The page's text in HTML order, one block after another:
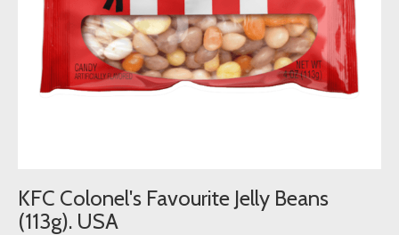
KFC Colonel's Favourite Jelly Beans
(113g). USA